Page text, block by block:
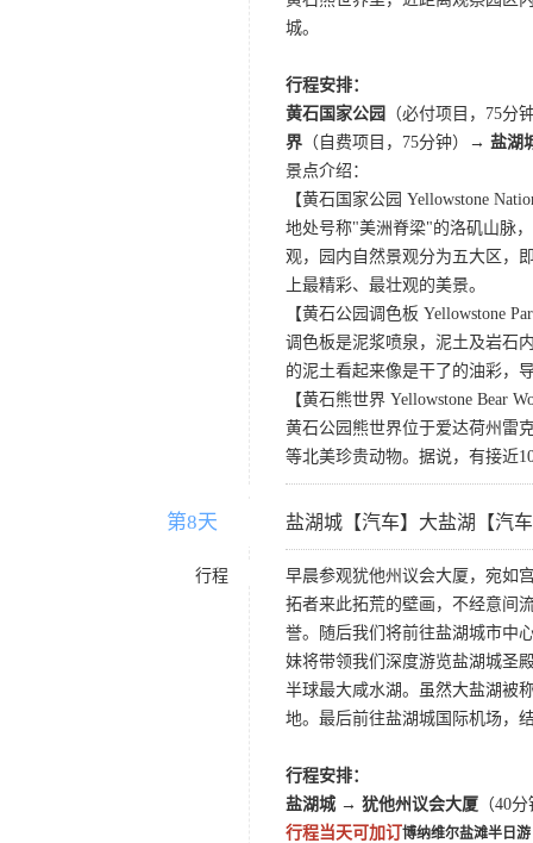
城。
行程安排：
黄石国家公园
（必付项目，75
界 （自费项目，75分钟）→ 盐湖
景点介绍：
【黄石国家公园 Yellowstone
地处号称"美洲脊梁"的洛矶山脉
观，园内自然景观分为五大区，
上最精彩、最壮观的美景。
【黄石公园调色板 Yellowstone
调色板是泥浆喷泉，泥土及岩石
的泥土看起来像是干了的油彩，
【黄石熊世界 Yellowstone Bear
黄石公园熊世界位于爱达荷州雷
等北美珍贵动物。据说，有接近
第8天 盐湖城【汽车】大盐湖【汽
行程
早晨参观犹他州议会大厦，宛如
拓者来此拓荒的壁画，不经意间
誉。随后我们将前往盐湖城市中
妹将带领我们深度游览盐湖城圣
半球最大咸水湖。虽然大盐湖被
地。最后前往盐湖城国际机场，
行程安排：
盐湖城 → 犹他州议会大厦 （40
行程当天可加订 博纳维尔盐滩半日游